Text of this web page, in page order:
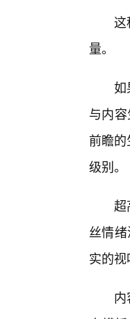
这
量。
如
与内
前瞻
级别。
丝情
实的视